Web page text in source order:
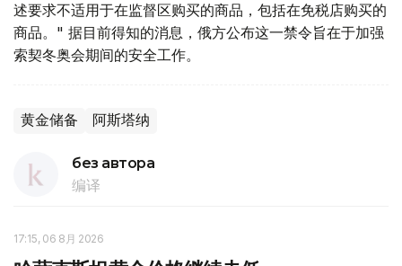
述要求不适用于在监督区购买的商品，包括在免税店购买的
商品。" 据目前得知的消息，俄方公布这一禁令旨在于加强
索契冬奥会期间的安全工作。
黄金储备 阿斯塔纳
без автора
编译
17:15, 06 8月 2026